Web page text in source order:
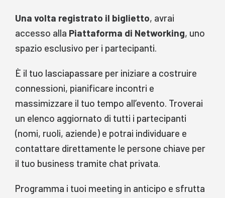
Una volta registrato il biglietto, avrai
accesso alla Piattaforma di Networking, uno
spazio esclusivo per i partecipanti.
È il tuo lasciapassare per iniziare a costruire
connessioni, pianificare incontri e
massimizzare il tuo tempo all’evento. Troverai
un elenco aggiornato di tutti i partecipanti
(nomi, ruoli, aziende) e potrai individuare e
contattare direttamente le persone chiave per
il tuo business tramite chat privata.
Programma i tuoi meeting in anticipo e sfrutta